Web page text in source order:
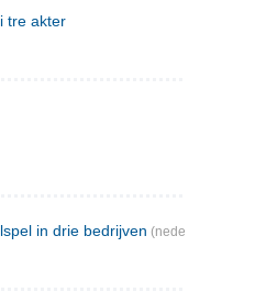
tre akter
in drie bedrijven (nederlandsk)